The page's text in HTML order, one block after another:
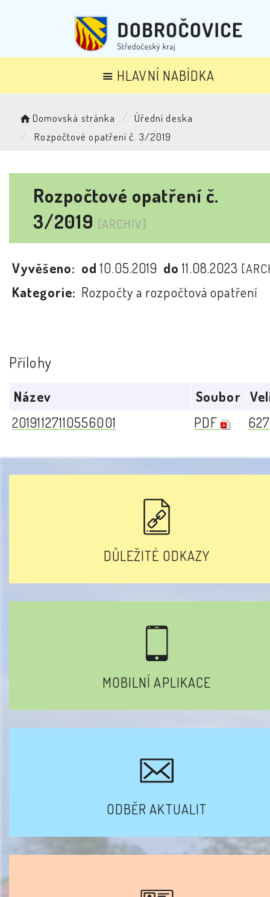
HLAVNÍ NABÍDKA
Domovská stránka
Úřední deska
Rozpočtové opatření č. 3/2019
Rozpočtové opatření č.
3/2019 [ARCHIV]
Vyvěšeno: od10.05.2019 do11.08.2023
Kategorie: Rozpočty a rozpočtová opatření
Přílohy
Název Soubor
20191127110556001
PDF
DŮLEŽITÉ ODKAZY
MOBILNÍ APLIKACE
ODBĚR AKTUALIT